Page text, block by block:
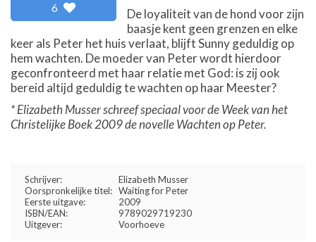
6
De loyaliteit van de hond voor zijn
baasje kent geen grenzen en elke
keer als Peter het huis verlaat, blijft Sunny geduldig op
hem wachten. De moeder van Peter wordt hierdoor
geconfronteerd met haar relatie met God: is zij ook
bereid altijd geduldig te wachten op haar Meester?
* Elizabeth Musser schreef speciaal voor de Week van het
Christelijke Boek 2009 de novelle Wachten op Peter.
Schrijver:
Elizabeth Musser
Oorspronkelijke titel: Waiting for Peter
Eerste uitgave:
2009
ISBN/EAN:
9789029719230
Uitgever:
Voorhoeve